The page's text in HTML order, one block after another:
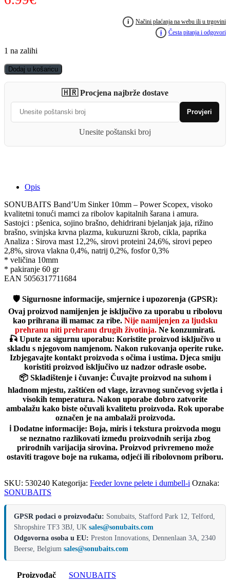
i
Načini plaćanja na webu ili u trgovini
i
Česta pitanja i odgovori
1 na zalihi
SONUBAITS
Band'Um
Sinker
Power
Scopex
Dodaj u košaricu
🇭🇷 Procjena najbrže dostave
Provjeri
Unesite poštanski broj
Opis
SONUBAITS Band’Um Sinker 10mm – Power Scopex, visoko
kvalitetni tonući mamci za ribolov kapitalnih šarana i amura.
Sastojci : pšenica, sojino brašno, dehidrirani bjelanjak jaja, rižino
brašno, svinjska krvna plazma, kukuruzni škrob, cikla, paprika
Analiza : Sirova mast 12,2%, sirovi proteini 24,6%, sirovi pepeo
2,8%, sirova vlakna 0,4%, natrij 0,2%, fosfor 0,3%
* veličina 10mm
* pakiranje 60 gr
EAN 5056317711684
🛡️ Sigurnosne informacije, smjernice i upozorenja (GPSR):
Ovaj proizvod namijenjen je isključivo za uporabu u ribolovu
kao prihrana ili mamac za ribe. Nije namijenjen za ljudsku
prehranu niti prehranu drugih životinja. Ne konzumirati.
🎣 Upute za sigurnu uporabu: Koristite proizvod isključivo u
skladu s njegovom namjenom. Nakon rukovanja operite ruke.
Izbjegavajte kontakt proizvoda s očima i ustima. Djeca smiju
koristiti proizvod isključivo uz nadzor odrasle osobe.
📦 Skladištenje i čuvanje: Čuvajte proizvod na suhom i
hladnom mjestu, zaštićen od vlage, izravnog sunčevog svjetla i
visokih temperatura. Nakon uporabe dobro zatvorite
ambalažu kako biste očuvali kvalitetu proizvoda. Rok uporabe
označen je na ambalaži proizvoda.
ℹ️ Dodatne informacije: Boja, miris i tekstura proizvoda mogu
se neznatno razlikovati između proizvodnih serija zbog
prirodnih varijacija sirovina. Proizvod privremeno može
ostaviti tragove boje na rukama, odjeći ili ribolovnom priboru.
SKU: 530240 Kategorija: Feeder lovne pelete i dumbell-i Oznaka:
SONUBAITS
GPSR podaci o proizvođaču: Sonubaits, Stafford Park 12, Telford,
Shropshire TF3 3BJ, UK sales@sonubaits.com
Odgovorna osoba u EU: Preston Innovations, Dennenlaan 3A, 2340
Beerse, Belgium sales@sonubaits.com
Proizvođač SONUBAITS